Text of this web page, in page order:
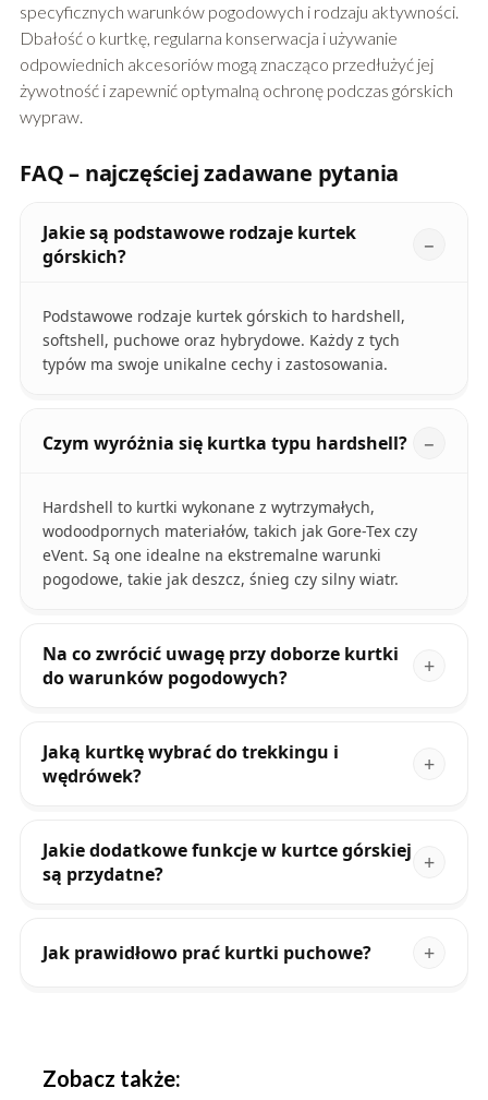
specyficznych warunków pogodowych i rodzaju aktywności.
Dbałość o kurtkę, regularna konserwacja i używanie
odpowiednich akcesoriów mogą znacząco przedłużyć jej
żywotność i zapewnić optymalną ochronę podczas górskich
wypraw.
FAQ – najczęściej zadawane pytania
Jakie są podstawowe rodzaje kurtek
górskich?
Podstawowe rodzaje kurtek górskich to hardshell,
softshell, puchowe oraz hybrydowe. Każdy z tych
typów ma swoje unikalne cechy i zastosowania.
Czym wyróżnia się kurtka typu hardshell?
Hardshell to kurtki wykonane z wytrzymałych,
wodoodpornych materiałów, takich jak Gore-Tex czy
eVent. Są one idealne na ekstremalne warunki
pogodowe, takie jak deszcz, śnieg czy silny wiatr.
Na co zwrócić uwagę przy doborze kurtki
do warunków pogodowych?
Jaką kurtkę wybrać do trekkingu i
wędrówek?
Jakie dodatkowe funkcje w kurtce górskiej
są przydatne?
Jak prawidłowo prać kurtki puchowe?
Zobacz także: